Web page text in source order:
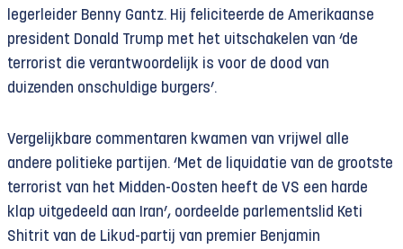
legerleider Benny Gantz. Hij feliciteerde de Amerikaanse
president Donald Trump met het uitschakelen van ‘de
terrorist die verantwoordelijk is voor de dood van
duizenden onschuldige burgers’.
Vergelijkbare commentaren kwamen van vrijwel alle
andere politieke partijen. ‘Met de liquidatie van de grootste
terrorist van het Midden-Oosten heeft de VS een harde
klap uitgedeeld aan Iran’, oordeelde parlementslid Keti
Shitrit van de Likud-partij van premier Benjamin